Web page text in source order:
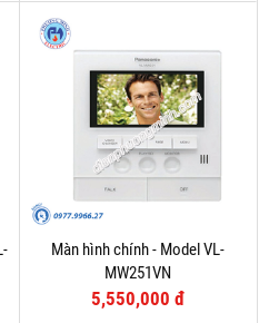
Màn hình chính - Model VL-
MW251VN
5,550,000 đ